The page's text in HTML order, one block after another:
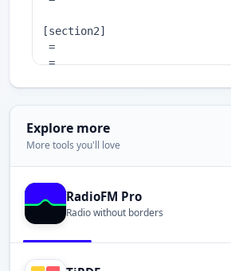
Explore more
More tools you'll love
RadioFM Pro
Radio without borders